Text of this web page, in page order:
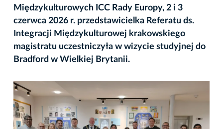
Międzykulturowych ICC Rady Europy, 2 i 3
czerwca 2026 r. przedstawicielka Referatu ds.
Integracji Międzykulturowej krakowskiego
magistratu uczestniczyła w wizycie studyjnej do
Bradford w Wielkiej Brytanii.